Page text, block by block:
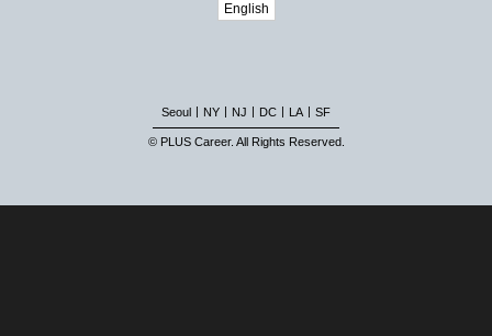
English
Seoul NY NJ DC LA SF
© PLUS Career. All Rights Reserved.